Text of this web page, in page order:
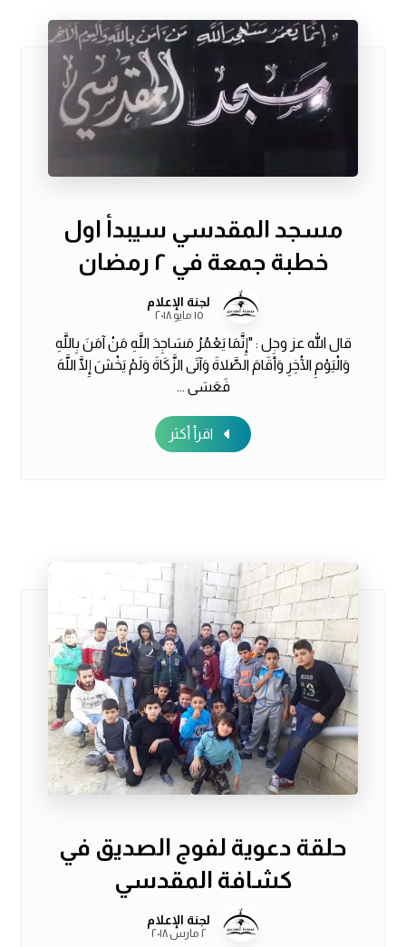
مسجد المقدسي سيبدأ اول
خطبة جمعة في ٢ رمضان
لجنة الإعلام
١٥ مايو ٢٠١٨
قال الله عز وجل : "إِنَّمَا يَعْمُرُ مَسَاجِدَ اللَّهِ مَنْ آمَنَ بِاللَّهِ
وَالْيَوْمِ الْآخِرِ وَأَقَامَ الصَّلاةَ وَآتَى الزَّكَاةَ وَلَمْ يَخْشَ إِلَّا اللَّهَ
فَعَسَى ...
اقرأ أكثر
حلقة دعوية لفوج الصديق في
كشافة المقدسي
لجنة الإعلام
٢ مارس ٢٠١٨